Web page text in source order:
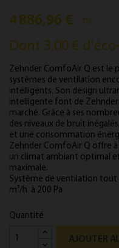
4 886,96 € TTC
Dont 3,00 €
Zehnder ComfoAir Q est le
systèmes de ventilation
intelligents. Son design
intelligente font de
marché. Grâce à ses
des niveaux de bruit
et une consommation
Zehnder ComfoAir Q offre
un climat ambiant optimal
maximale.
Système de ventilation tout
m³/h à 200 Pa
Quantité
AJOUTER